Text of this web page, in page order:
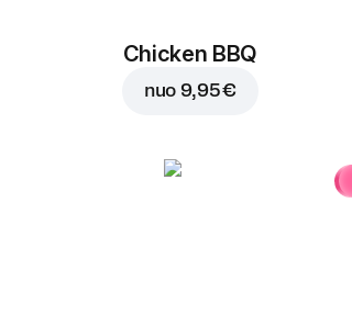
Chicken BBQ
nuo 9,95 €